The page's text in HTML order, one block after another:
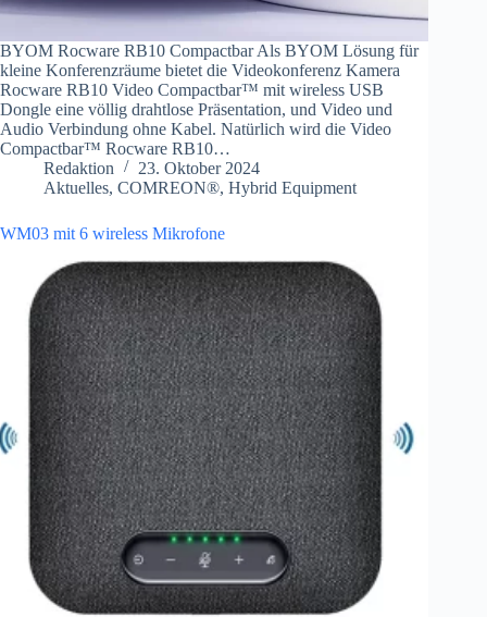
BYOM Rocware RB10 Compactbar Als BYOM Lösung für
kleine Konferenzräume bietet die Videokonferenz Kamera
Rocware RB10 Video Compactbar™ mit wireless USB
Dongle eine völlig drahtlose Präsentation, und Video und
Audio Verbindung ohne Kabel. Natürlich wird die Video
Compactbar™ Rocware RB10…
Redaktion
23. Oktober 2024
Aktuelles, COMREON®, Hybrid Equipment
WM03 mit 6 wireless Mikrofone